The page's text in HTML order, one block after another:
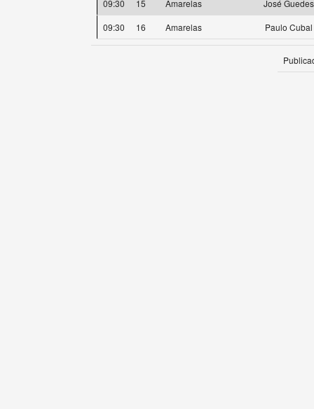
09:30 15 Amarelas
José Guedes
09:30
16 Amarelas Paulo Cubal